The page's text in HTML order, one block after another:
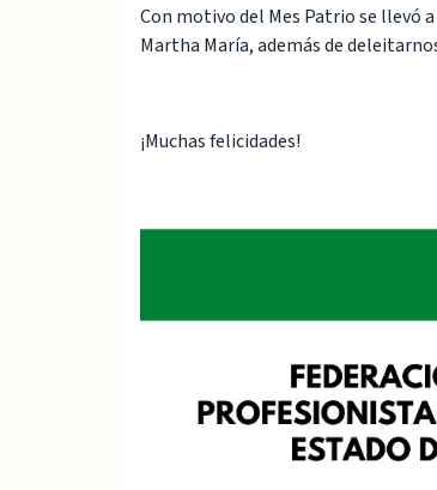
Con motivo del Mes Patrio se llevó
Martha María, además de
¡Muchas felicidades!